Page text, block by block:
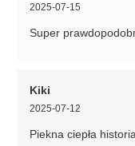
2025-07-15
Super
Kiki
2025-07-12
Piekna ciepła